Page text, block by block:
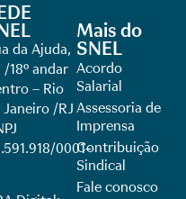
da Ajuda,
/18º andar
– Rio
Janeiro /RJ
0001-
Mais do
SNEL
Acordo
Salarial
Assessoria de
Imprensa
Contribuição
Sindical
Fale conosco